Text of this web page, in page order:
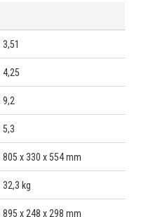
3,51
4,25
9,2
5,3
805 x 330 x 554 mm
32,3 kg
895 x 248 x 298 mm